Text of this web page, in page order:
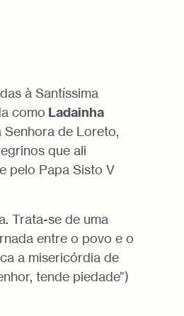
à Santíssima
como Ladainha
Senhora de Loreto,
que ali
pelo Papa Sisto V
Trata-se de uma
entre o povo e o
a misericórdia de
tende piedade”)